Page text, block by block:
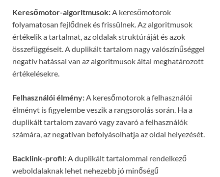
Keresőmotor-algoritmusok: A keresőmotorok
folyamatosan fejlődnek és frissülnek. Az algoritmusok
értékelik a tartalmat, az oldalak struktúráját és azok
összefüggéseit. A duplikált tartalom nagy valószínűséggel
negatív hatással van az algoritmusok által meghatározott
értékelésekre.
Felhasználói élmény: A keresőmotorok a felhasználói
élményt is figyelembe veszik a rangsorolás során. Ha a
duplikált tartalom zavaró vagy zavaró a felhasználók
számára, az negatívan befolyásolhatja az oldal helyezését.
Backlink-profil: A duplikált tartalommal rendelkező
weboldalaknak lehet nehezebb jó minőségű